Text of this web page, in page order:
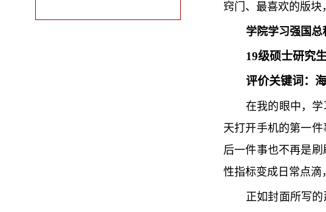
窍门、最喜欢的版块
学院学习强国总
19级硕士研究
评价关键词：
在我的眼中，
天打开手机的第一
后一件事也不再是
性指标变成日常点滴
正如封面所写